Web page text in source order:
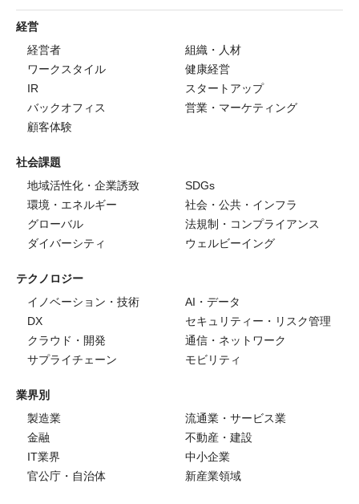
経営
経営者
組織・人材
ワークスタイル
健康経営
IR
スタートアップ
バックオフィス
営業・マーケティング
顧客体験
社会課題
地域活性化・企業誘致
SDGs
環境・エネルギー
社会・公共・インフラ
グローバル
法規制・コンプライアンス
ダイバーシティ
ウェルビーイング
テクノロジー
イノベーション・技術
AI・データ
DX
セキュリティー・リスク管理
クラウド・開発
通信・ネットワーク
サプライチェーン
モビリティ
業界別
製造業
流通業・サービス業
金融
不動産・建設
IT業界
中小企業
官公庁・自治体
新産業領域